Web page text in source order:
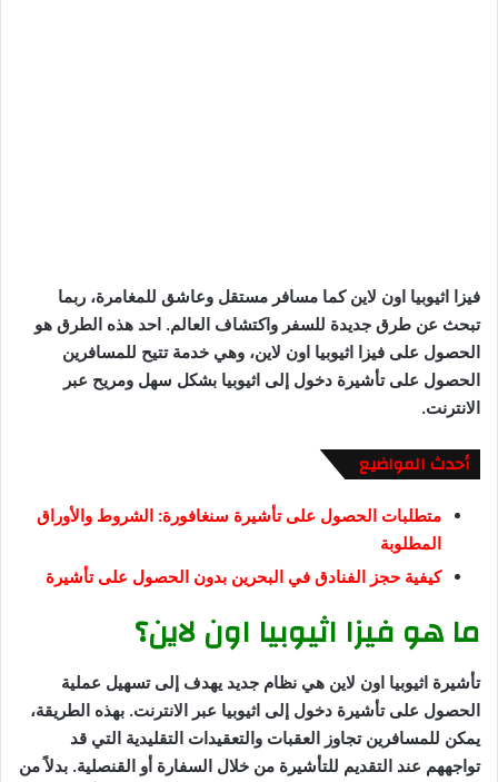
فيزا اثيوبيا اون لاين كما مسافر مستقل وعاشق للمغامرة، ربما
تبحث عن طرق جديدة للسفر واكتشاف العالم. احد هذه الطرق هو
الحصول على فيزا اثيوبيا اون لاين، وهي خدمة تتيح للمسافرين
الحصول على تأشيرة دخول إلى اثيوبيا بشكل سهل ومريح عبر
الانترنت.
أحدث المواضيع
متطلبات الحصول على تأشيرة سنغافورة: الشروط والأوراق
المطلوبة
كيفية حجز الفنادق في البحرين بدون الحصول على تأشيرة
ما هو فيزا اثيوبيا اون لاين؟
تأشيرة اثيوبيا اون لاين هي نظام جديد يهدف إلى تسهيل عملية
الحصول على تأشيرة دخول إلى اثيوبيا عبر الانترنت. بهذه الطريقة،
يمكن للمسافرين تجاوز العقبات والتعقيدات التقليدية التي قد
تواجههم عند التقديم للتأشيرة من خلال السفارة أو القنصلية. بدلاً من